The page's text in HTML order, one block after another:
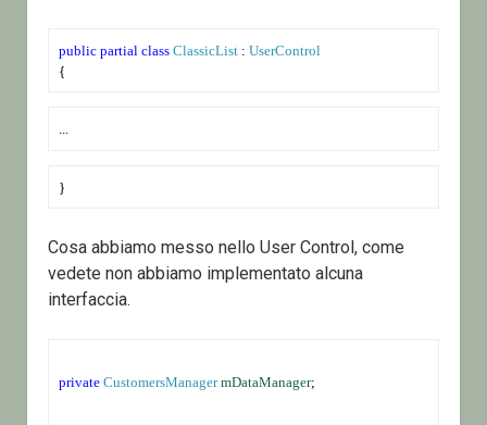
public partial class ClassicList : UserControl
{
...
}
Cosa abbiamo messo nello User Control, come
vedete non abbiamo implementato alcuna
interfaccia.
private CustomersManager mDataManager;